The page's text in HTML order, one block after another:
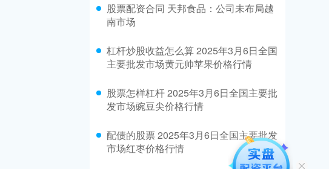
​股票配资合同 天邦食品：公司未布局越
南市场
​杠杆炒股收益怎么算 2025年3月6日全国
主要批发市场黄元帅苹果价格行情
​股票怎样杠杆 2025年3月6日全国主要批
发市场豌豆尖价格行情
​配债的股票 2025年3月6日全国主要批发
市场红枣价格行情